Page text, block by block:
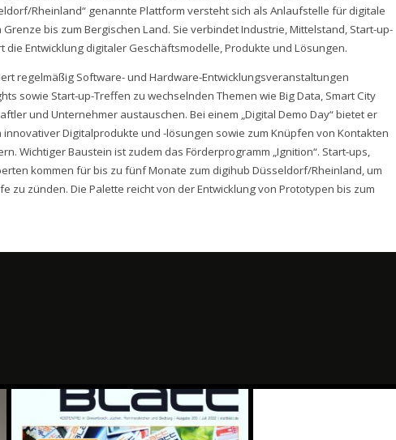
Rheinland“ genannte Plattform versteht sich als Anlaufstelle für digitale
bis zum Bergischen Land. Sie verbindet Industrie, Mittelstand, Start-up-
Entwicklung digitaler Geschäftsmodelle, Produkte und Lösungen.
regelmäßig Software- und Hardware-Entwicklungsveranstaltungen
sowie Start-up-Treffen zu wechselnden Themen wie Big Data, Smart City
und Unternehmer austauschen. Bei einem „Digital Demo Day“ bietet er
innovativer Digitalprodukte und -lösungen sowie zum Knüpfen von Kontakten
Wichtiger Baustein ist zudem das Förderprogramm „Ignition“. Start-ups,
kommen für bis zu fünf Monate zum digihub Düsseldorf/Rheinland, um
zu zünden. Die Palette reicht von der Entwicklung von Prototypen bis zum